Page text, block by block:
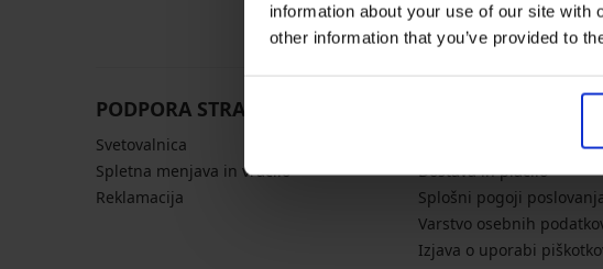
information about your use of our site
other information that you’ve provided to
PODPORA STRANKAM
Svetovalnica
Spletna menjava in vračilo
Reklamacija
Dostava in plačilo
Splošni pogoji
Varstvo osebnih
Izjava o uporabi